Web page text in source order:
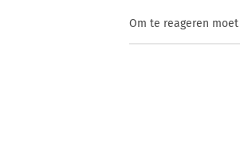
Om te reageren